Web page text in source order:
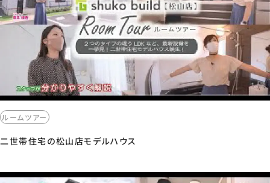
ルームツアー
二世帯住宅の松山店モデルハウス